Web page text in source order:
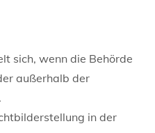
sich, wenn die Behörde
außerhalb der
in der